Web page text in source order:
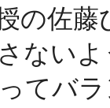
の佐
ない
てバ